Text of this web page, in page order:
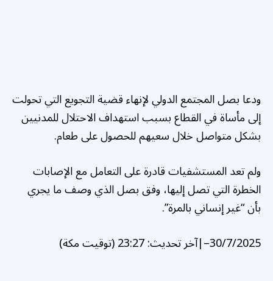
ودعا بصل المجتمع الدولي لإنهاء قضية التجويع التي تحولت
إلى مأساة في القطاع بسبب استهداف الاحتلال للمدنيين
بشكل متواصل خلال سعيهم للحصول على طعام.
ولم تعد المستشفيات قادرة على التعامل مع الإصابات
الخطرة التي تصل إليها، وفق بصل الذي وصف ما يجري
بأن “غير إنساني بالمرة”.
30/7/2025
–
|آخر تحديث:23:27 (توقيت مكة)